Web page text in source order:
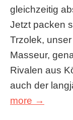
gleichzeitig
Jetzt packen
Trzolek,
Masseur,
Rivalen aus
auch der
more →